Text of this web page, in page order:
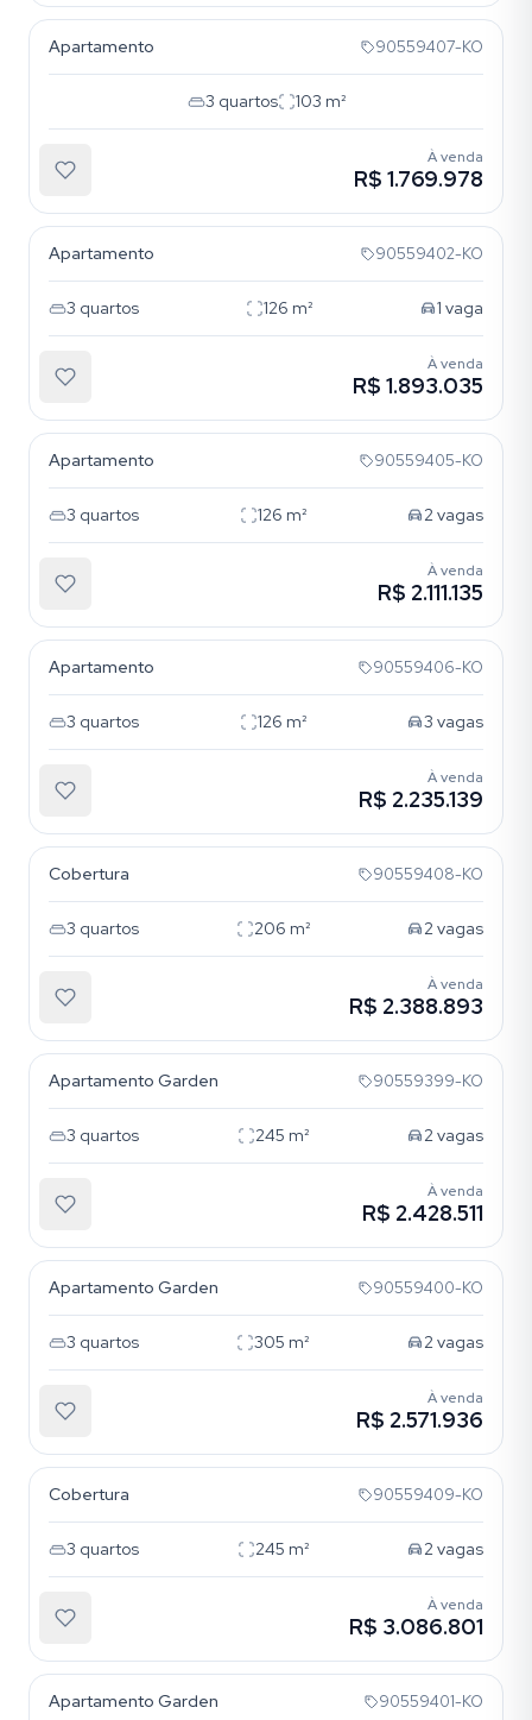
Apartamento 90559407-KO
3 quartos 103 m²
À venda
R$ 1.769.978
Apartamento 90559402-KO
3 quartos 126 m² 1 vaga
À venda
R$ 1.893.035
Apartamento 90559405-KO
3 quartos 126 m² 2vagas
À venda
R$ 2.111.135
Apartamento 90559406-KO
3 quartos 126 m² 3 vagas
À venda
R$ 2.235.139
Cobertura 90559408-KO
3 quartos 206 m² 2vagas
À venda
R$ 2.388.893
Apartamento Garden 90559399-KO
3 quartos 245 m² 2vagas
À venda
R$ 2.428.511
Apartamento Garden 90559400-KO
3 quartos 305 m² 2vagas
À venda
R$ 2.571.936
Cobertura 90559409-KO
3 quartos 245 m² 2vagas
À venda
R$ 3.086.801
Apartamento Garden 90559401-KO